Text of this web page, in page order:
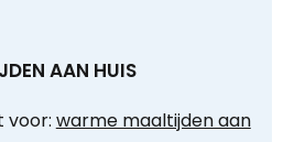
AAN HUIS
voor: warme maaltijden aan